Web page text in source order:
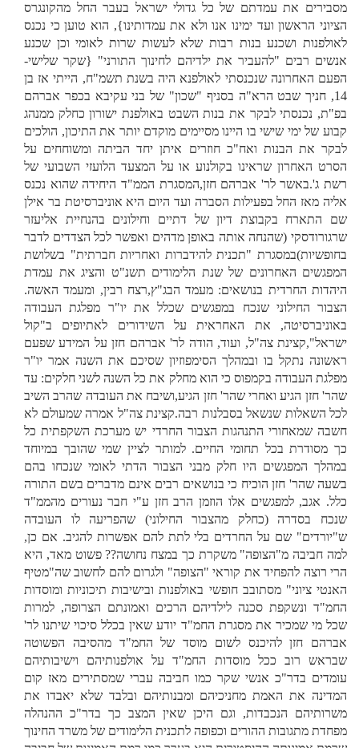
מסבירים את עמדתם של כל גדולי ישראל בעבר החל מהקונגרס
הציוני הראשון ועד ימינו אנו ולא את עמדותינו}, הוא טוען כי נכנס
לאולפנות ושכנע בנות רבות שלא לעשות שרות לאומי וכן שכנע
אנשים רבים "להעביר את ילדיהם לחינוך התורני" {שקר שלישי-
הפעם האחרונה שנכנסתי לאולפנא היה בשנת תשמ"ח, הייתי אז בן
14, חניך שבט הרא"ה בסניף "שכון" של בני עקיבא בכפר אברהם
בפ"ת, נכנסתי לבקר את בנות השבט באולפנת ישורון כחלק ממנהג
קבוע של ימי שישי בו היינו מסיימים מוקדם יותר את התיכון, הולכים
לבקר את הבנות ואח"כ חוזרים איתן יחד הביתה ומשוחחים על
הסרט האחרון שראינו בקולנוע או על המצעד הלועזי השבועי של
רשת ג'.באשר לר' אברהם חזן,המסגרת הממ"ד היחידה שהוא נכנס
אליה מאז החל בפעילות הסברה ועד היום היא אוניברסיטת בר אילן
שם התארח בקבוצת דיון של דתיים וחילונים בהנחיית אליעזר
שרגורודסקי (שהנחה אותה באופן מדהים ואפשר לכל הצדדים לדבר
בחופשיות)במסגרת "תכנית להידברות ואחריות חברתית" בשלושת
המפגשים האחרונים של שנת הלימודים תשנ"ט והציג את עמדת
היהדות החרדית בנושאים: מעמד הבג"ץ,רצח רבין, ומעמד האשה.
הצבור החילוני שנכח במפגשים שכלל את יו"ר מפלגת העבודה
באוניברסיטה, את האחראית על השידורים לאתיופים ב"קול
ישראל",קצינת צה"ל, ועוד, הודה לר' אברהם חזן על המידע שפעם
ראשונה נתקל בו ובמהלך הסימפוזיון שסיכם את השנה אמר יו"ר
מפלגת העבודה בקמפוס כי הוא מחלק את כל השנה לשני חלקים: עד
שהר' חזן הגיע ואחרי שהר' חזן הגיע,ושיבח את העובדה שהרב השיב
לכל השאלות שנשאל בסבלנות רבה.קצינת צה"ל אמרה שמעולם לא
חשבה שמאחורי התנהגות הצבור החרדי יש מערכת השקפתית כל
כך מסודרת בכל תחומי החיים. למותר לציין שמי שהובך במיוחד
במהלך המפגשים היו חלק מבני הצבור הדתי לאומי שנכחו בהם
בשעה שהר' חזן הוכיח כי בנושאים רבים אינם מדברים בשם התורה
כלל. אגב, למפגשים אלו הוזמן הרב חזן ע"י חבר נעורים מהממ"ד
שנכח בסדרה (כחלק מהצבור החילוני) שהפריעה לו העובדה
ש"יורדים" שם על החרדים בלי לתת להם אפשרות להגיב. אם כן,
למה חביבה מ"הצופה" משקרת כך במצח נחושה?? פשוט מאד, היא
הרי רוצה להפחיד את קוראי "הצופה" ולגרום להם לחשוב שה"מטיף
האנטי ציוני" מסתובב חופשי באולפנות ובישיבות תיכוניות ומוסדות
החמ"ד ונשקפת סכנה לילדיהם הרכים ואמונתם הצרופה, למרות
שכל מי שמכיר את מסגרת החמ"ד יודע שאין בכלל סיכוי שיתנו לר'
אברהם חזן להיכנס לשום מוסד של החמ"ד מהסיבה הפשוטה
שבראש רוב ככל מוסדות החמ"ד על אולפנותיהם וישיבותיהם
עומדים בדר"כ אנשי שקר כמו חביבה עברי שמסתירים מאז קום
המדינה את האמת מחניכיהם ומבנותיהם ובלבד שלא יאבדו את
משרותיהם הנכבדות, וגם היכן שאין המצב כך בדר"כ ההנהלה
מפחדת מתגובות ההורים וכפופה לתכנית הלימודים של משרד החינוך